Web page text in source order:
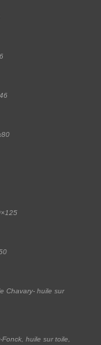
Chavary- huile sur
huile sur toile,